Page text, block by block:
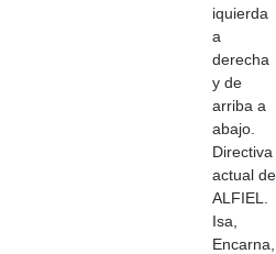
iquierda
a
derecha
y de
arriba a
abajo.
Directiva
actual de
ALFIEL.
Isa,
Encarna,